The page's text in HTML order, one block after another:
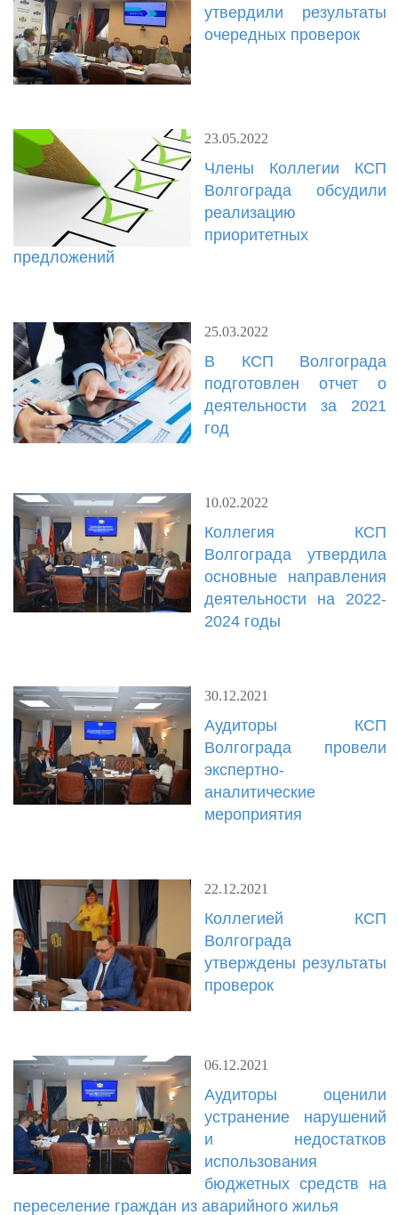
утвердили результаты
очередных проверок
23.05.2022
​Члены Коллегии КСП
Волгограда обсудили
реализацию
приоритетных
предложений
25.03.2022
В КСП Волгограда
подготовлен отчет о
деятельности за 2021
год
10.02.2022
Коллегия КСП
Волгограда утвердила
основные направления
деятельности на 2022-
2024 годы
30.12.2021
Аудиторы КСП
Волгограда провели
экспертно-
аналитические
мероприятия
22.12.2021
Коллегией КСП
Волгограда
утверждены результаты
проверок
06.12.2021
Аудиторы оценили
устранение нарушений
и недостатков
использования
бюджетных средств на
переселение граждан из аварийного жилья